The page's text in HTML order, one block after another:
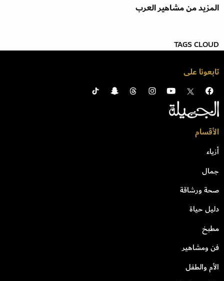
المزيد من مشاهير العرب
TAGS CLOUD
تابعونا على
الأقسام
أزياء
جمال
صحة ورشاقة
دليل حياة
مطبخ
فن ومشاهير
الأم والطفل